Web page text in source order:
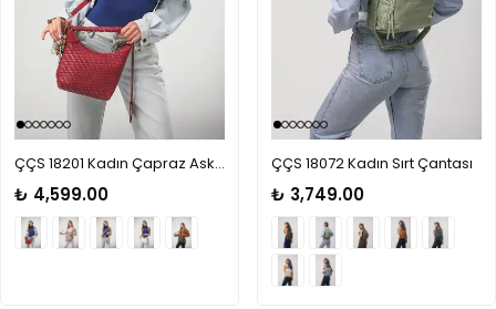
ÇÇS 18201 Kadın Çapraz Askılı El Çantası
₺ 4,599.00
ÇÇS 18072 Kadın Sırt Çantası
₺ 3,749.00